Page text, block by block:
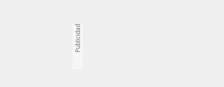
Publicidad